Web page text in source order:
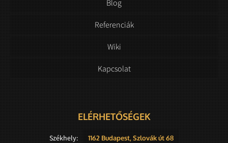
Blog
Referenciák
Wiki
Kapcsolat
ELÉRHETŐSÉGEK
Székhely: 1162 Budapest, Szlovák út 68